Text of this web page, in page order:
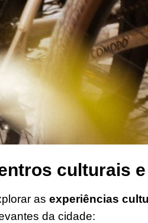
culturais
as experiências
da cidade: